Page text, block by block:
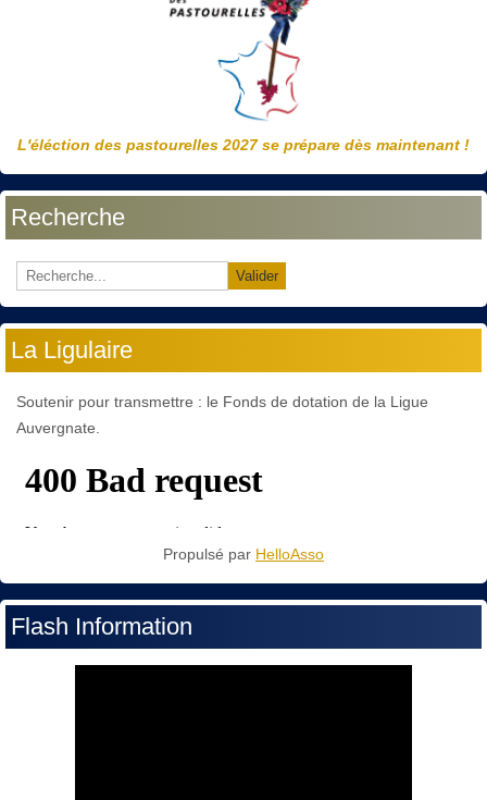
L'éléction des pastourelles 2027 se prépare dès maintenant !
Recherche
Valider
La Ligulaire
Soutenir pour transmettre : le Fonds de dotation de la Ligue
Auvergnate.
Propulsé par HelloAsso
Flash Information